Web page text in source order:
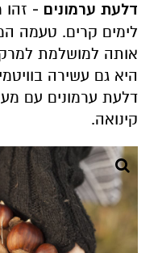
דלעת ערמונים -
לימים קרים. טעמה
אותה למושלמת
דלעת ערמונים עם
קינואה.